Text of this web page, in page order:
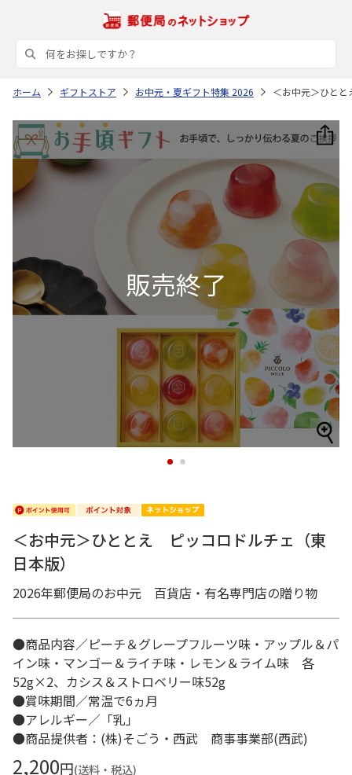
ホーム ギフトストア お中元・夏ギフト特集 2026 ＜お中元＞ひと
1 2
＜お中元＞ひととえ ピッコロドルチェ（東
日本版）
2026年郵便局のお中元 百貨店・有名専門店の贈り物
●商品内容／ピーチ＆グレープフルーツ味・アップル＆パ
イン味・マンゴー＆ライチ味・レモン＆ライム味 各
52g×2、カシス＆ストロベリー味52g
●賞味期間／常温で6ヵ月
●アレルギー／「乳」
●商品提供者：(株)そごう・西武 商事事業部(西武)
2,200円(送料・税込)